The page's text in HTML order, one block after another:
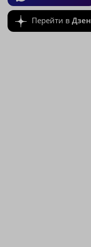
Перейти в Дзен